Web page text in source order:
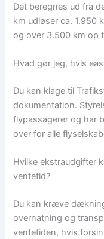
Det beregnes ud fra
km udløser ca. 1.950
og over 3.500 km op
Hvad gør jeg, hvis
Du kan klage til
dokumentation.
flypassagerer og har
over for alle
Hvilke ekstraudgifter
ventetid?
Du kan kræve
overnatning og
ventetiden, hvis